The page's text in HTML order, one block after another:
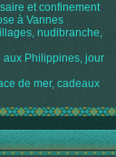
et confinement
à Vannes
nudibranche,
aux Philippines, jour
de mer, cadeaux